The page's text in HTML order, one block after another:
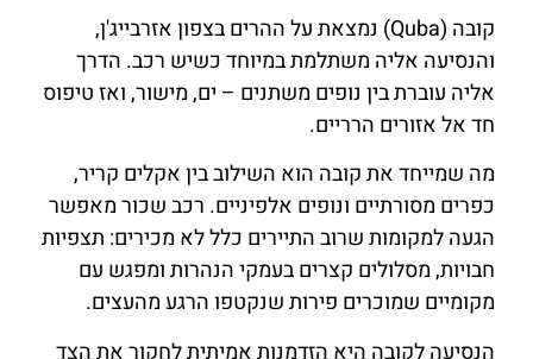
קובה (Quba) נמצאת על ההרים בצפון אזרבייג'ן,
והנסיעה אליה משתלמת במיוחד כשיש רכב. הדרך
אליה עוברת בין נופים משתנים – ים, מישור, ואז טיפוס
חד אל אזורים הרריים.
מה שמייחד את קובה הוא השילוב בין אקלים קריר,
כפרים מסורתיים ונופים אלפיניים. רכב שכור מאפשר
הגעה למקומות שרוב התיירים כלל לא מכירים: תצפיות
חבויות, מסלולים קצרים בעמקי הנהרות ומפגש עם
מקומיים שמוכרים פירות שנקטפו הרגע מהעצים.
הנסיעה לקובה היא הזדמנות אמיתית לחקור את הצד